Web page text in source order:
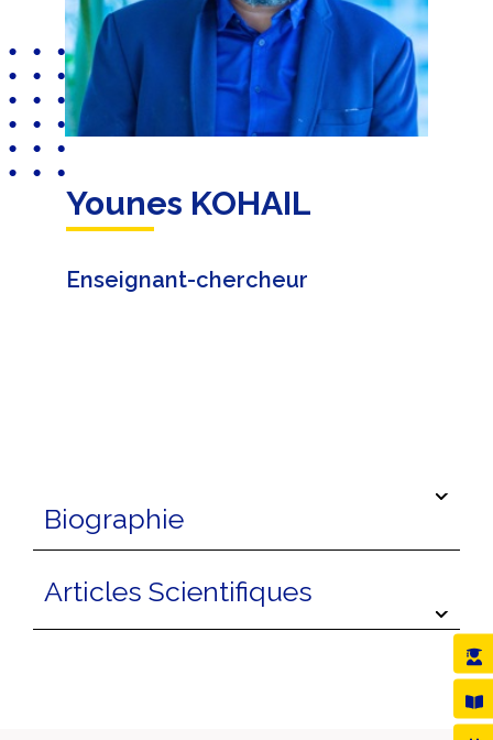
Younes KOHAIL
Enseignant-chercheur
Biographie
Articles Scientifiques